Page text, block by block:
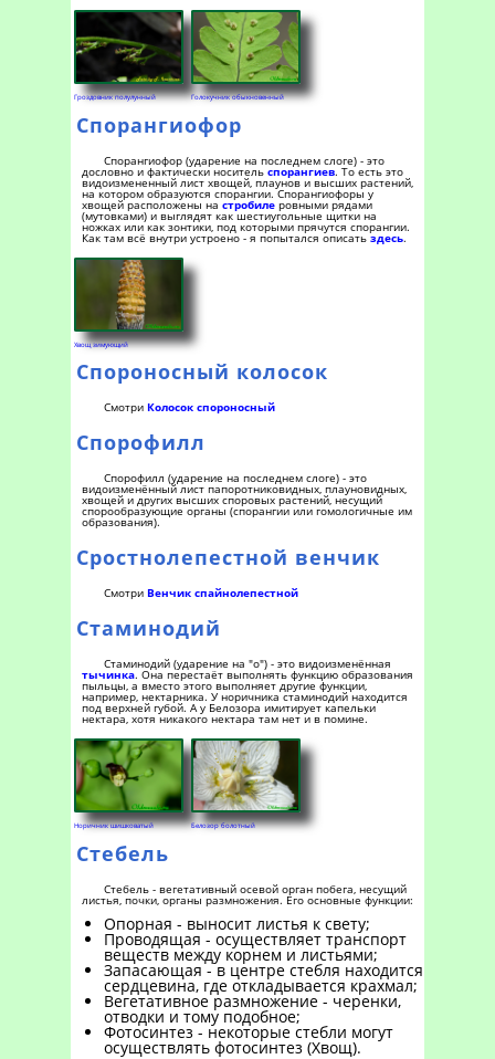
Гроздовник полулунный Голокучник обыкновенный
Спорангиофор
Спорангиофор (ударение на последнем слоге) - это
дословно и фактически носитель спорангиев. То есть это
видоизмененный лист хвощей, плаунов и высших растений,
на котором образуются спорангии. Спорангиофоры у
хвощей расположены на стробиле ровными рядами
(мутовками) и выглядят как шестиугольные щитки на
ножках или как зонтики, под которыми прячутся спорангии.
Как там всё внутри устроено - я попытался описатьздесь.
Хвощ зимующий
Спороносный колосок
Смотри Колосок спороносный
Спорофилл
Спорофилл (ударение на последнем слоге) - это
видоизменённый лист папоротниковидных, плауновидных,
хвощей и других высших споровых растений, несущий
спорообразующие органы (спорангии или гомологичные им
образования).
Сростнолепестной венчик
Смотри Венчик спайнолепестной
Стаминодий
Стаминодий (ударение на "о") - это видоизменённая
тычинка. Она перестаёт выполнять функцию образования
пыльцы, а вместо этого выполняет другие функции,
например, нектарника. У норичника стаминодий находится
под верхней губой. А у Белозора имитирует капельки
нектара, хотя никакого нектара там нет и в помине.
Норичник шишковатый Белозор болотный
Стебель
Стебель - вегетативный осевой орган побега, несущий
листья, почки, органы размножения. Его основные функции:
Опорная - выносит листья к свету;
Проводящая - осуществляет транспорт
веществ между корнем и листьями;
Запасающая - в центре стебля находится
сердцевина, где откладывается крахмал;
Вегетативное размножение - черенки,
отводки и тому подобное;
Фотосинтез - некоторые стебли могут
осуществлять фотосинтез (Хвощ).